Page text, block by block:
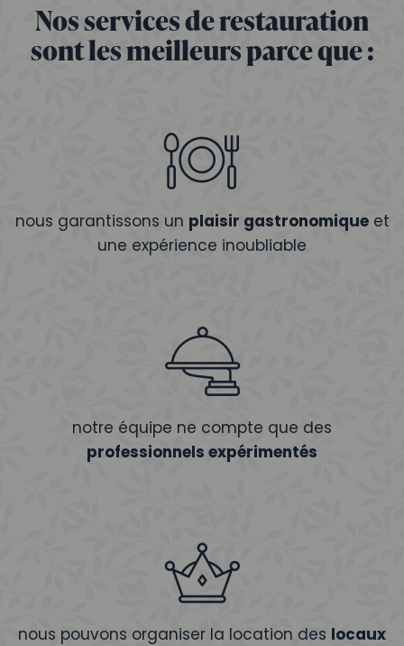
Nos services de restauration
sont les meilleurs parce que :
nous garantissons un plaisir gastronomiqueet
une expérience inoubliable
notre équipe ne compte que des
professionnels expérimentés
nous pouvons organiser la location des locaux